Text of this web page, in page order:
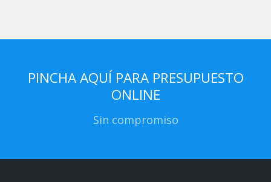
PINCHA AQUÍ PARA PRESUPUESTO
ONLINE
Sin compromiso